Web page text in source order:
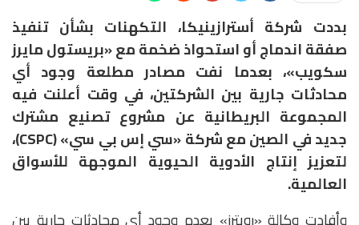
بددت شركة أسترازينيكا، التكهنات بشأن تنفيذ
صفقة اندماج أو استحواذ ضخمة مع «بريستول مايرز
سكويب»، بعدما نفت مصادر مطلعة وجود أي
محادثات جارية بين الشركتين، في وقت أعلنت فيه
المجموعة البريطانية عن مشروع تصنيع مشترك
جديد في الصين مع شركة «سي إس بي سي» (CSPC)،
لتعزيز إنتاج الأدوية الحيوية الموجهة للأسواق
العالمية.